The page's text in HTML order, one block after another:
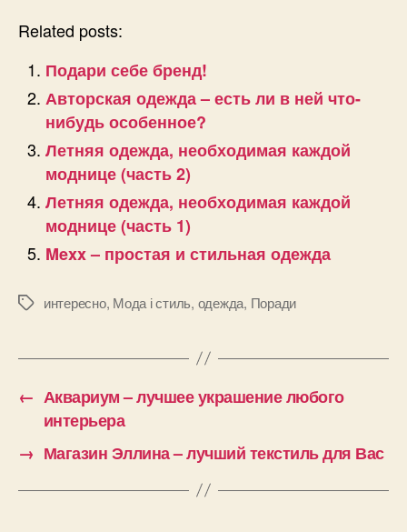
Related posts:
Подари себе бренд!
Авторская одежда – есть ли в ней что-
нибудь особенное?
Летняя одежда, необходимая каждой
моднице (часть 2)
Летняя одежда, необходимая каждой
моднице (часть 1)
Mexx – простая и стильная одежда
Позначкиинтересно, Мода і стиль, одежда, Поради
← Аквариум – лучшее украшение любого
интерьера
→ Магазин Эллина – лучший текстиль для Вас